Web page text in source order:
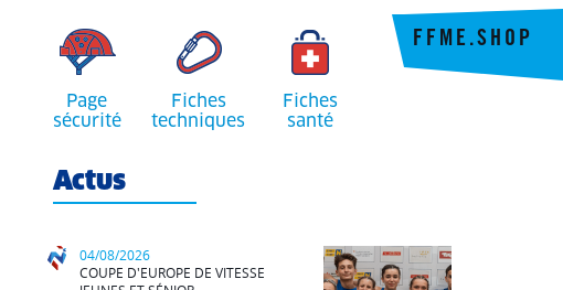
FFME.SHOP
Page
sécurité
Fiches
techniques
Fiches
santé
Actus
04/08/2026
COUPE D'EUROPE DE VITESSE